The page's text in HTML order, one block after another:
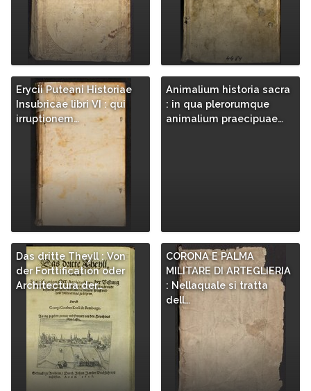
Erycii Puteani Historiae
Insubricae libri VI : qui
irruptionem…
Animalium historia sacra
: in qua plerorumque
animalium praecipuae…
Das dritte Theyll : Von
der Forttification oder
Architectura der…
CORONA E PALMA
MILITARE DI ARTEGLIERIA
: Nellaquale si tratta
dell…